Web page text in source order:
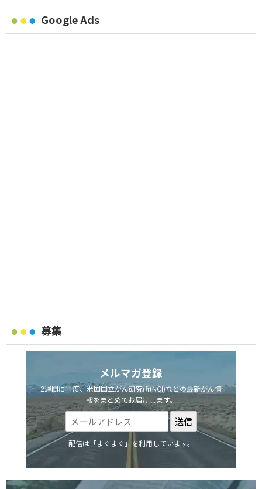
Google Ads
募集
メルマガ登録
2週間に一度、米国国立がん研究所(NCI)などの最新がん情
報をまとめてお届けします。
配信は「まぐまぐ」を利用しています。